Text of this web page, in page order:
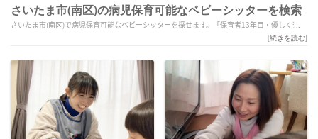
さいたま市(南区)の病児保育可能なベビーシッターを検索
さいたま市(南区)で病児保育可能なベビーシッターを探せます。「保育者13年目・優しく楽し
くサポートいたします！」「家族の一員のようにサポートをさせていただきます。旅行や撮
のサポート！」などの強みを持つシッターが対応いたします。さいたま市(南区)で様々なスキ
ルを持ったサポーターの中から、ご予算や依頼内容に合わせて選んでいただけます。
[続きを読む]